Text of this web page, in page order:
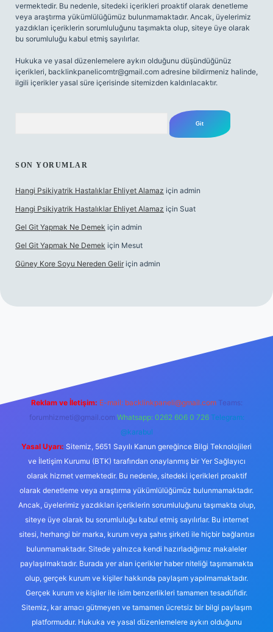
vermektedir. Bu nedenle, sitedeki içerikleri proaktif olarak denetleme
veya araştırma yükümlülüğümüz bulunmamaktadır. Ancak, üyelerimiz
yazdıkları içeriklerin sorumluluğunu taşımakta olup, siteye üye olarak
bu sorumluluğu kabul etmiş sayılırlar.
Hukuka ve yasal düzenlemelere aykırı olduğunu düşündüğünüz
içerikleri, backlinkpanelicomtr@gmail.com adresine bildirmeniz halinde,
ilgili içerikler yasal süre içerisinde sitemizden kaldırılacaktır.
SON YORUMLAR
Hangi Psikiyatrik Hastalıklar Ehliyet Alamaz için admin
Hangi Psikiyatrik Hastalıklar Ehliyet Alamaz için Suat
Gel Git Yapmak Ne Demek için admin
Gel Git Yapmak Ne Demek için Mesut
Güney Kore Soyu Nereden Gelir için admin
Reklam ve İletişim: E-mail: backlinkpaneli@gmail.com Teams:
forumhizmeti@gmail.com Whatsapp: 0262 606 0 726 Telegram:
@karabul
Yasal Uyarı: Sitemiz, 5651 Sayılı Kanun gereğince Bilgi Teknolojileri
ve İletişim Kurumu (BTK) tarafından onaylanmış bir Yer Sağlayıcı
olarak hizmet vermektedir. Bu nedenle, sitedeki içerikleri proaktif
olarak denetleme veya araştırma yükümlülüğümüz bulunmamaktadır.
Ancak, üyelerimiz yazdıkları içeriklerin sorumluluğunu taşımakta olup,
siteye üye olarak bu sorumluluğu kabul etmiş sayılırlar. Bu internet
sitesi, herhangi bir marka, kurum veya şahıs şirketi ile hiçbir bağlantısı
bulunmamaktadır. Sitede yalnızca kendi hazırladığımız makaleler
paylaşılmaktadır. Burada yer alan içerikler haber niteliği taşımamakta
olup, gerçek kurum ve kişiler hakkında paylaşım yapılmamaktadır.
Gerçek kurum ve kişiler ile isim benzerlikleri tamamen tesadüfidir.
Sitemiz, kar amacı gütmeyen ve tamamen ücretsiz bir bilgi paylaşım
platformudur. Hukuka ve yasal düzenlemelere aykırı olduğunu